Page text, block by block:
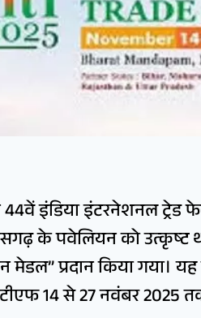
44वें इंडिया इंटरनेशनल
के पवेलियन को उत्कृष्ट
मेडल” प्रदान किया गया।
14 से 27 नवंबर 2025